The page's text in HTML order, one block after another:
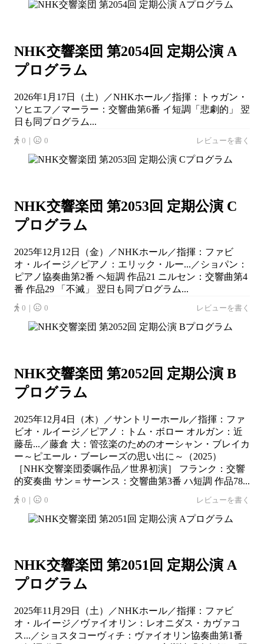
NHK交響楽団 第2054回 定期公演 A
プログラム
2026年1月17日（土）／NHKホール／指揮：トゥガン・
ソヒエフ／マーラー：交響曲第6番 イ短調「悲劇的」 翌
日も同プログラム...
0｜ 0 レビューを書く
NHK交響楽団 第2053回 定期公演 C
プログラム
2025年12月12日（金）／NHKホール／指揮：ファビ
オ・ルイージ／ピアノ：エリック・ルー...／ショパン：
ピアノ協奏曲第2番 ヘ短調 作品21 ニルセン：交響曲第4
番 作品29 「不滅」 翌日も同プログラム...
0｜ 0 レビューを書く
NHK交響楽団 第2052回 定期公演 B
プログラム
2025年12月4日（木）／サントリーホール／指揮：ファ
ビオ・ルイージ／ピアノ：トム・ボロー オルガン：近
藤岳...／藤倉 大：管弦楽のためのオーシャン・ブレイカ
ー～ピエール・ブーレーズの思い出に～（2025）
［NHK交響楽団委嘱作品／世界初演］ フランク：交響
的変奏曲 サン＝サーンス：交響曲第3番 ハ短調 作品78...
0｜ 0 レビューを書く
NHK交響楽団 第2051回 定期公演 A
プログラム
2025年11月29日（土）／NHKホール／指揮：ファビ
オ・ルイージ／ヴァイオリン：レオニダス・カヴァコ
ス...／ショスタコーヴィチ：ヴァイオリン協奏曲第1番